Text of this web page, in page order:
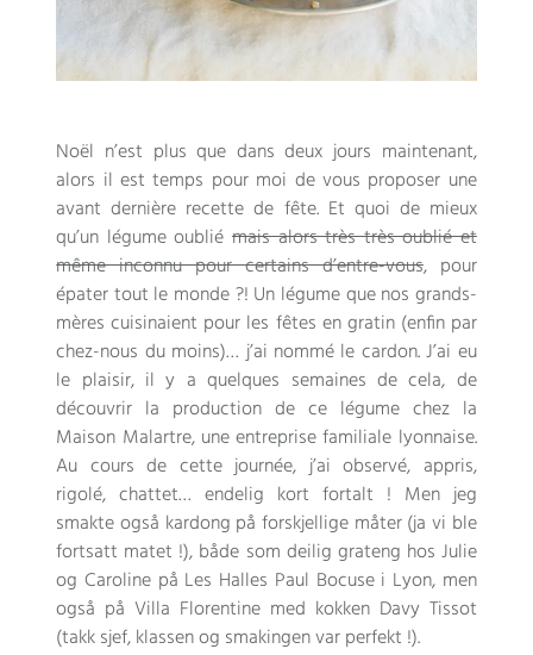
Noël n’est plus que dans deux jours maintenant,
alors il est temps pour moi de vous proposer une
avant dernière recette de fête. Et quoi de mieux
qu’un légume oublié mais alors très très oublié et
même inconnu pour certains d’entre-vous, pour
épater tout le monde?! Un légume que nos grands-
mères cuisinaient pour les fêtes en gratin(enfin par
chez-nous du moins)…j’ai nommé le cardon.J’ai eu
le plaisir, il y a quelques semaines de cela, de
découvrir la production de ce légume chez la
Maison Malartre, une entreprise familiale lyonnaise.
Au cours de cette journée,j’ai observé, appris,
rigolé, chattet… endelig kort fortalt ! Men jeg
smakte også kardong på forskjellige måter (ja vi ble
fortsatt matet !), både som deilig grateng hos Julie
og Caroline på Les Halles Paul Bocuse i Lyon, men
også på Villa Florentine med kokken Davy Tissot
(takk sjef, klassen og smakingen var perfekt !).